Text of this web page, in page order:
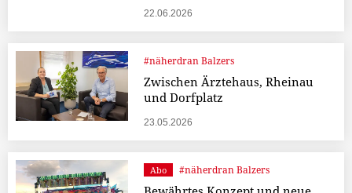
22.06.2026
#näherdran Balzers
Zwischen Ärztehaus, Rheinau
und Dorfplatz
23.05.2026
Abo #näherdran Balzers